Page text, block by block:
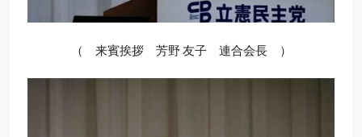
（ 来賓挨拶 芳野 友子 連合会長 ）